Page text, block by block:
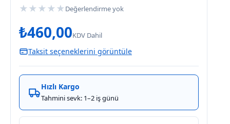
★ ★ ★ ★ ★ Değerlendirme yok
₺460,00KDV Dahil
Taksit seçeneklerini görüntüle
Hızlı Kargo
Tahmini sevk: 1–2 iş günü